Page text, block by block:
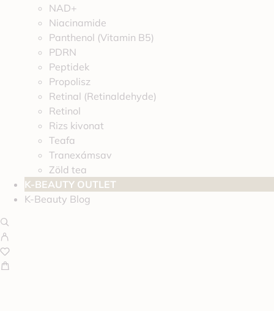
NAD+
Niacinamide
Panthenol (Vitamin B5)
PDRN
Peptidek
Propolisz
Retinal (Retinaldehyde)
Retinol
Rizs kivonat
Teafa
Tranexámsav
Zöld tea
K-BEAUTY OUTLET
K-Beauty Blog